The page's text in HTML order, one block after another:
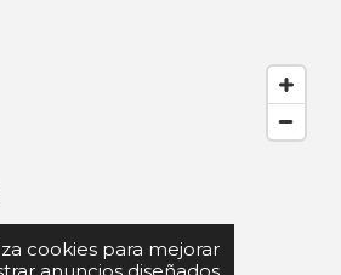
cookies para mejorar